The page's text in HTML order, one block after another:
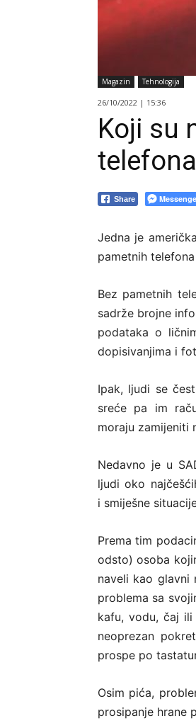
Magazin Tehnologija
26/10/2022 | 15:36
Koji su
Share
Jedna je
pametnih
Bez pametnih
sadrže brojne
podataka o
dopisivanjima i
Ipak, ljudi se
sreće pa im
moraju zamijeniti
Nedavno je u
ljudi oko
i smiješne
Prema tim
odsto) osoba
naveli kao glavni
problema sa
kafu, vodu, čaj
neoprezan
prospe po
Osim pića,
prosipanje hrane